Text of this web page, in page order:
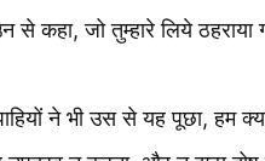
से कहा, जो तुम्हारे लिये
ने भी उस से यह पूछा, हम